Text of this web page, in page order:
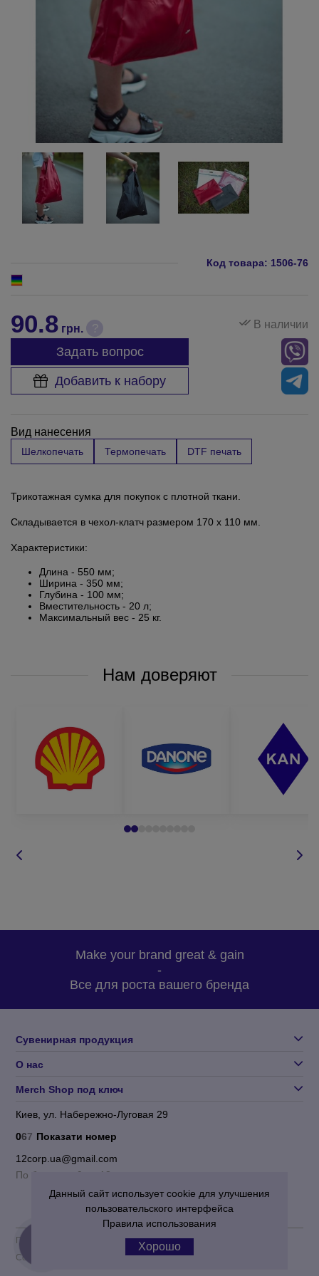
Код товара: 1506-76
90.8 грн. ? В наличии
Задать вопрос
Добавить к набору
Вид нанесения
Шелкопечать Термопечать DTF печать
Трикотажная сумка для покупок с плотной ткани.
Складывается в чехол-клатч размером 170 х 110 мм.
Характеристики:
Длина - 550 мм;
Ширина - 350 мм;
Глубина - 100 мм;
Вместительность - 20 л;
Максимальный вес - 25 кг.
Нам доверяют
Make your brand great & gain
-
Все для роста вашего бренда
Сувенирная продукция
О нас
Merch Shop под ключ
Киев, ул. Набережно-Луговая 29
067 Показати номер
12corp.ua@gmail.com
По будням с 9 до 18
Пользовательское соглашение|Политика конфиденциальности
Corporation 12
© 2012-2026 Все права защищены.
Данный сайт использует cookie для улучшения
пользовательского интерфейса
Правила использования
Хорошо